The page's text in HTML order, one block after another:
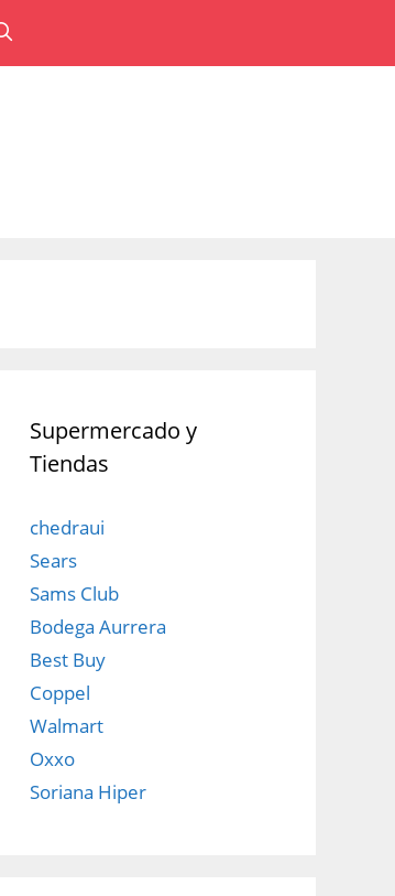
Supermercado y
Tiendas
chedraui
Sears
Sams Club
Bodega Aurrera
Best Buy
Coppel
Walmart
Oxxo
Soriana Hiper